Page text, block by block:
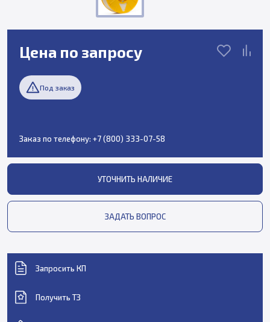
Цена по запросу
Под заказ
Заказ по телефону: +7 (800) 333-07-58
УТОЧНИТЬ НАЛИЧИЕ
ЗАДАТЬ ВОПРОС
Запросить КП
Получить ТЗ